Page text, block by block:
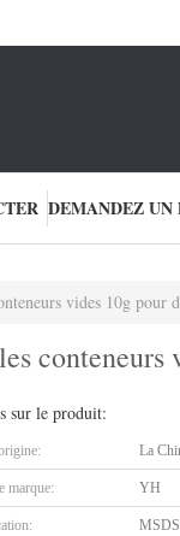
vides 10g pour
conteneurs
sur le produit:
La
marque: YH